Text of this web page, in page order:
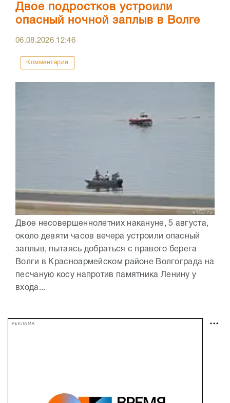
Двое подростков устроили
опасный ночной заплыв в Волге
06.08.2026 12:46
Комментарии
Двое несовершеннолетних накануне, 5 августа,
около девяти часов вечера устроили опасный
заплыв, пытаясь добраться с правого берега
Волги в Красноармейском районе Волгограда на
песчаную косу напротив памятника Ленину у
входа...
РЕКЛАМА